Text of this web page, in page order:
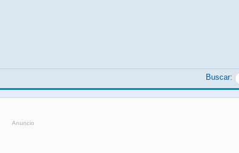
Buscar:
Anuncio